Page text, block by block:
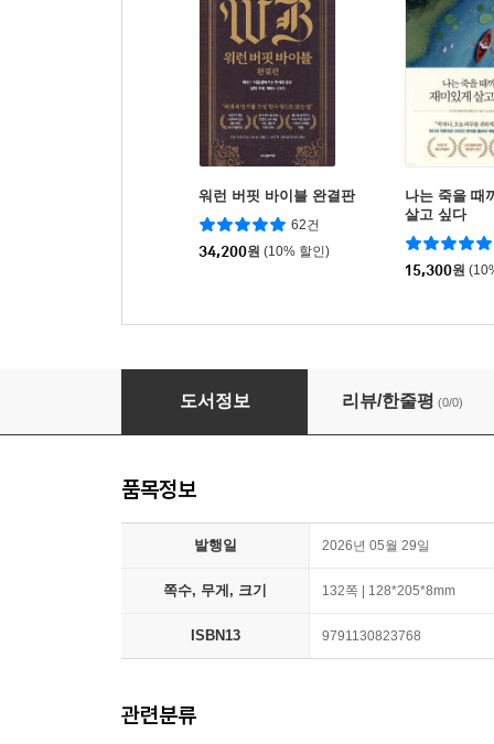
워런 버핏 바이블 완결판
62건
34,200원 (10% 할인)
나는 죽을 때
살고 싶다
15,300원
섬을 건너다보는 자리
도서정보 리뷰/한줄평 (0/0)
품목정보
발행일 2026년 05월 29일
쪽수, 무게, 크기 132쪽 | 128*205*8mm
ISBN13 9791130823768
관련분류